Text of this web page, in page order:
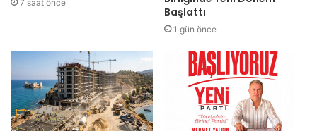
7 saat önce
Başlattı
1 gün önce